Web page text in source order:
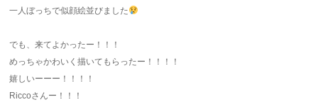
一人ぼっちで似顔絵並びました
でも、来てよかったー！！！
めっちゃかわいく描いてもらったー！！！！
嬉しいーーー！！！！
Riccoさんー！！！